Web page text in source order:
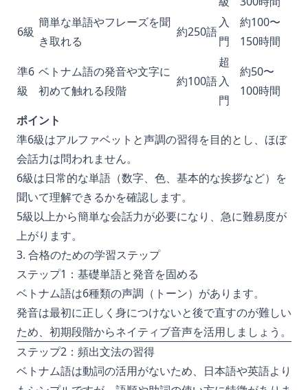
6級
簡単な単語やフレーズを聞
き取れる
約250語
入
門
約100〜
150時間
準6
級
ベトナム語の発音や文字に
初めて触れる段階
約100語
超
入
門
約50〜
100時間
ポイント
準6級はアルファベットと声調の習得を目的とし、ほぼ
会話力は問われません。
6級は日常的な単語（数字、色、基本的な挨拶など）を
聞いて理解できるかを確認します。
5級以上から簡単な会話力が必要になり、急に難易度が
上がります。
3. 合格のための学習ステップ
ステップ1：基礎単語と発音を固める
ベトナム語は6種類の声調（トーン）があります。
発音は最初に正しく身につけないと後で直すのが難しい
ため、初期段階からネイティブ音声を活用しましょう。
ステップ2：頻出文法の習得
ベトナム語は動詞の活用がないため、日本語や英語より